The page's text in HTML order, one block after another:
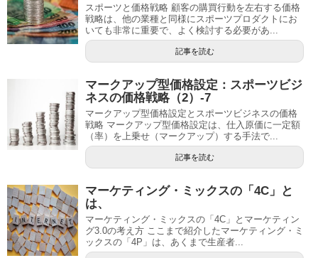
スポーツと価格戦略 顧客の購買行動を左右する価格
戦略は、他の業種と同様にスポーツプロダクトにお
いても非常に重要で、よく検討する必要があ...
記事を読む
マークアップ型価格設定：スポーツビジ
ネスの価格戦略（2）-7
マークアップ型価格設定とスポーツビジネスの価格
戦略 マークアップ型価格設定は、仕入原価に一定額
（率）を上乗せ（マークアップ）する手法で...
記事を読む
マーケティング・ミックスの「4C」と
は、
マーケティング・ミックスの「4C」とマーケティン
グ3.0の考え方 ここまで紹介したマーケティング・ミ
ックスの「4P」は、あくまで生産者...